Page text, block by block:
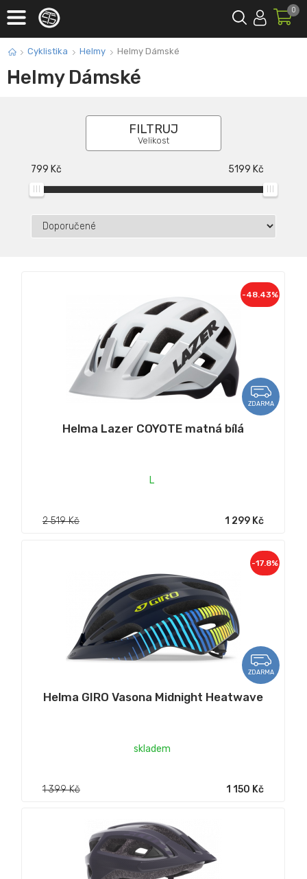
0
Cyklistika Helmy Helmy Dámské
Helmy Dámské
799 Kč 5199 Kč
FILTRUJ
Velikost
ZDARMA
-48.43%
Helma Lazer COYOTE matná bílá
L
2 519 Kč 1 299 Kč
ZDARMA
-17.8%
Helma GIRO Vasona Midnight Heatwave
skladem
1 399 Kč 1 150 Kč